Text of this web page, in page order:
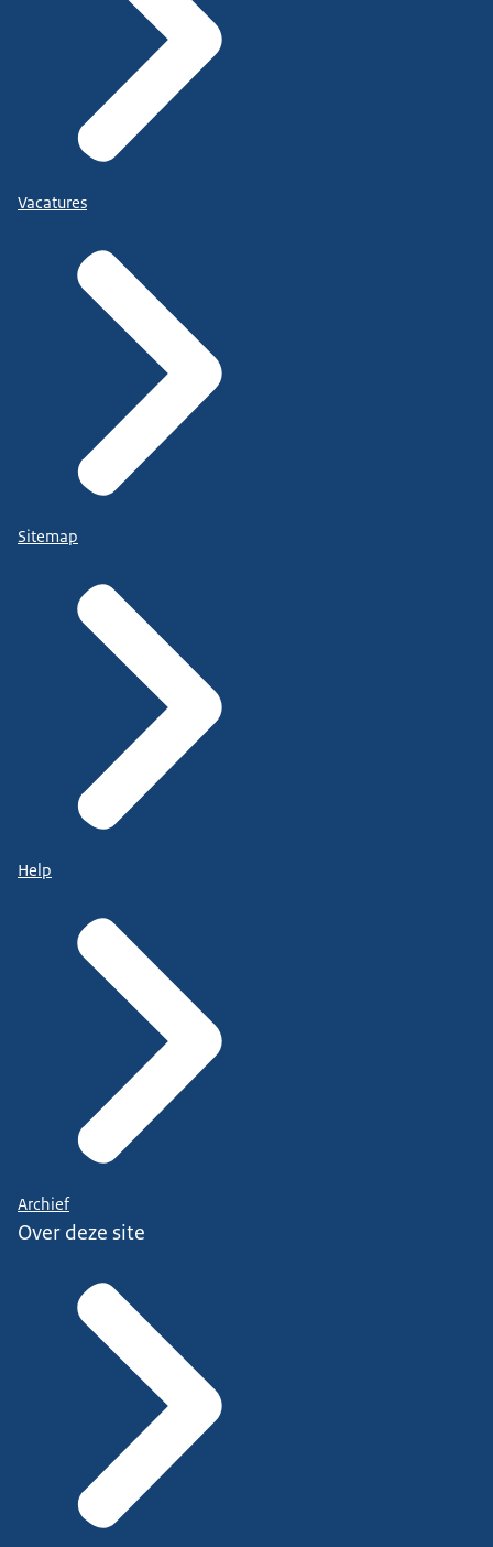
Vacatures
Sitemap
Help
Archief
Over deze site